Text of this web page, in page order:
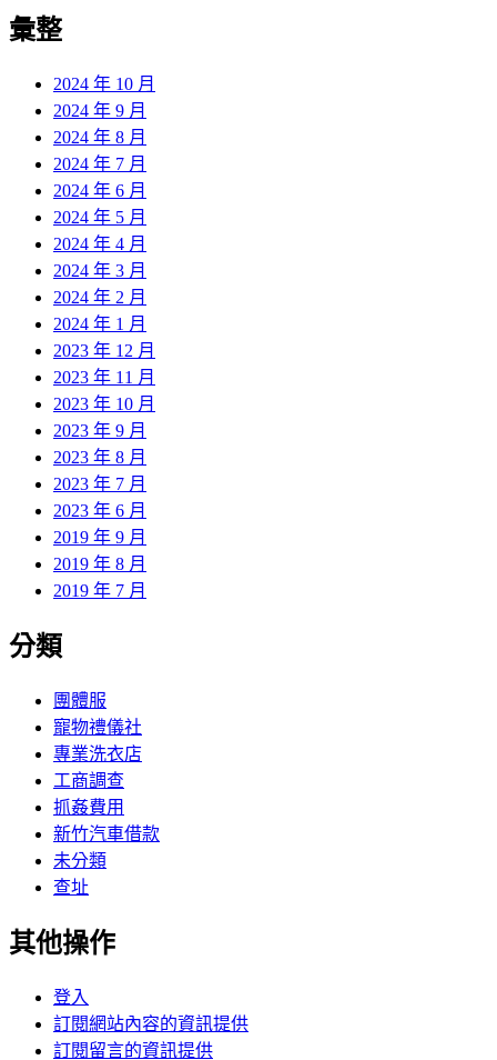
彙整
2024 年 10 月
2024 年 9 月
2024 年 8 月
2024 年 7 月
2024 年 6 月
2024 年 5 月
2024 年 4 月
2024 年 3 月
2024 年 2 月
2024 年 1 月
2023 年 12 月
2023 年 11 月
2023 年 10 月
2023 年 9 月
2023 年 8 月
2023 年 7 月
2023 年 6 月
2019 年 9 月
2019 年 8 月
2019 年 7 月
分類
團體服
寵物禮儀社
專業洗衣店
工商調查
抓姦費用
新竹汽車借款
未分類
查址
其他操作
登入
訂閱網站內容的資訊提供
訂閱留言的資訊提供